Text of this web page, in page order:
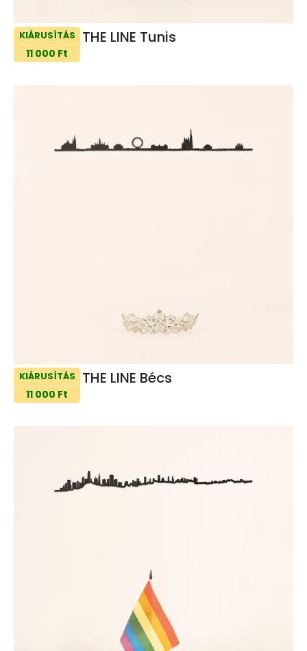
KIÁRUSÍTÁS
11 000 Ft
THE LINE Tunis
KIÁRUSÍTÁS
11 000 Ft
THE LINE Bécs